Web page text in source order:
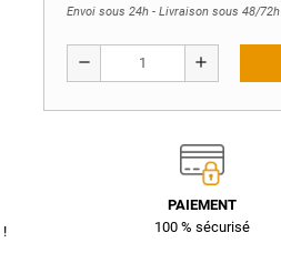
Envoi sous 24h - Livraison sous 48/72h
remove add
!
PAIEMENT
100 % sécurisé